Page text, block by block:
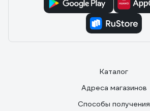
Каталог
Адреса магазинов
Способы получения